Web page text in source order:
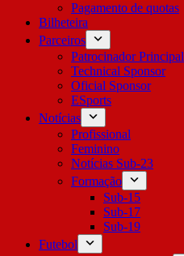
Pagamento de quotas
Bilheteira
Parceiros
Patrocinador Principal
Technical Sponsor
Oficial Sponsor
ESports
Notícias
Profissional
Feminino
Notícias Sub-23
Formação
Sub-15
Sub-17
Sub-19
Futebol